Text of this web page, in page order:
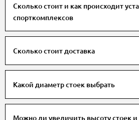
Сколько стоит и как происходит
спорткомплексов
Сколько стоит доставка
Какой диаметр стоек выбрать
Можно ли увеличить высоту стоек и